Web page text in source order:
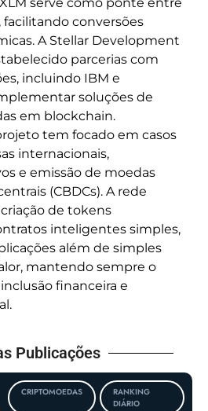
conversões
A Stellar Development
parcerias com
incluindo IBM e
soluções de
em blockchain.
tem focado em casos
internacionais,
e emissão de moedas
(CBDCs). A rede
de tokens
inteligentes simples,
além de simples
mantendo sempre o
financeira e
Publicações
CRIPTOMOEDAS
RANKING
DIÁRIO